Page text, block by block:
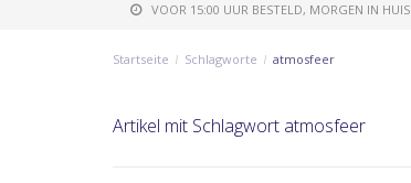
VOOR 15:00 UUR BESTELD, MORGEN IN HUIS
Startseite / Schlagworte / atmosfeer
Artikel mit Schlagwort atmosfeer